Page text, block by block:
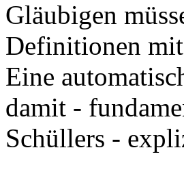
Gläubigen
Definitionen
Eine
damit -
Schüllers -